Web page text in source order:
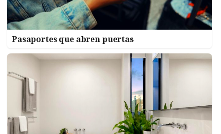
Pasaportes que abren puertas